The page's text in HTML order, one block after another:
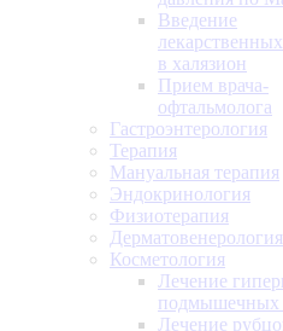
Введение
в халязион
Прием врача-
офтальмолога
Гастроэнтерология
Терапия
Мануальная терапия
Эндокринология
Физиотерапия
Дерматовенерология
Косметология
Лечение
подмышечных
Лечение